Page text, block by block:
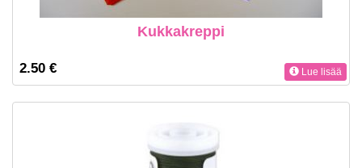
Kukkakreppi
2.50 € Lue lisää